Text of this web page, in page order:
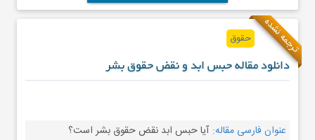
ترجمه نشده حقوق
دانلود مقاله حبس ابد و نقض حقوق بشر
عنوان فارسی مقاله: آیا حبس ابد نقض حقوق بشر است؟